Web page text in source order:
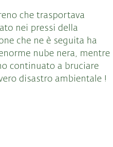
che trasportava
nei pressi della
che ne è seguita ha
nube nera, mentre
continuato a bruciare
disastro ambientale !